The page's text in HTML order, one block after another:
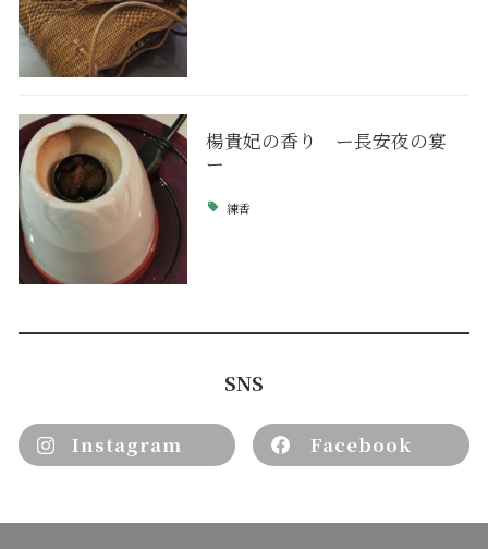
楊貴妃の香り ー長安夜の宴
ー
練香
SNS
Instagram Facebook